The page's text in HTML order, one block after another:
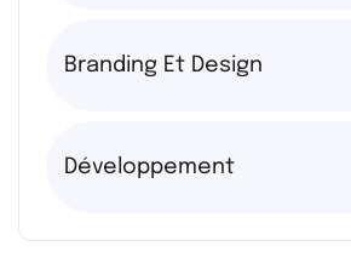
Branding Et Design
Développement